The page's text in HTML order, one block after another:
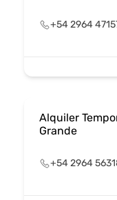
+54 2964
Alquiler
Grande
+54 2964